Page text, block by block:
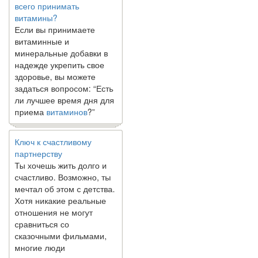
витамины?
Если вы принимаете
витаминные и
минеральные добавки в
надежде укрепить свое
здоровье, вы можете
задаться вопросом: “Есть
ли лучшее время дня для
приемавитаминов?”
Ключ к счастливому
партнерству
Ты хочешь жить долго и
счастливо. Возможно, ты
мечтал об этом с детства.
Хотя никакие реальные
отношения не могут
сравниться со
сказочными фильмами,
многие люди
наслаждаются...